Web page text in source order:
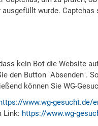
wurde.
kein Bot die Website
den Button "Absenden".
können Sie WG-
www.wg-gesucht.de/
Link: https://www.wg-